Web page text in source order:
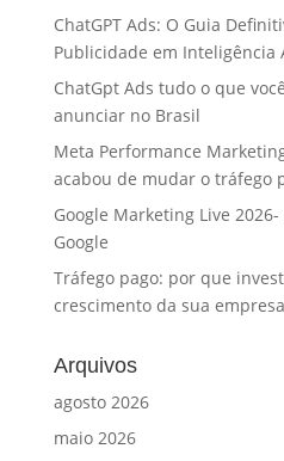
ChatGPT Ads: O Guia
Publicidade em Inteligência
ChatGpt Ads tudo o que
anunciar no Brasil
Meta Performance
acabou de mudar o tráfego
Google Marketing Live
Google
Tráfego pago: por que
crescimento da sua
Arquivos
agosto 2026
maio 2026